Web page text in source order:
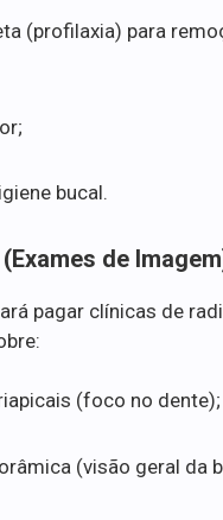
(profilaxia) para
bucal.
de
pagar clínicas de
(foco no dente);
(visão geral da